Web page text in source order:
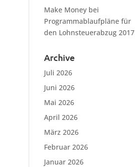
Make Money bei
Programmablaufpläne für
den Lohnsteuerabzug 2017
Archive
Juli 2026
Juni 2026
Mai 2026
April 2026
März 2026
Februar 2026
Januar 2026